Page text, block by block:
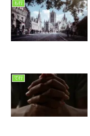
も行
て行